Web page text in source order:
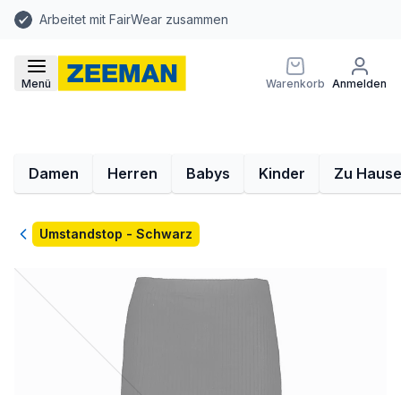
Arbeitet mit FairWear zusammen
Menü Warenkorb Anmelden
Damen Herren Babys Kinder Zu Hause
ZurückUmstandstop - Schwarz